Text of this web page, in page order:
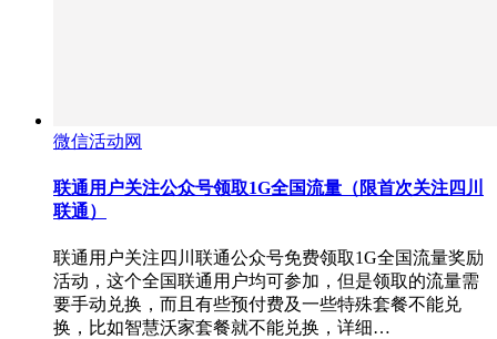
微信活动网
联通用户关注公众号领取1G全国流量（限首次关注四川
联通）
联通用户关注四川联通公众号免费领取1G全国流量奖励
活动，这个全国联通用户均可参加，但是领取的流量需
要手动兑换，而且有些预付费及一些特殊套餐不能兑
换，比如智慧沃家套餐就不能兑换，详细…